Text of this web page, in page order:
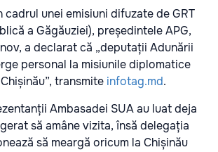
cadrul unei emisiuni difuzate de GRT
a Găgăuziei), președintele APG,
a declarat că „deputații Adunării
personal la misiunile diplomatice
transmite infotag.md.
Ambasadei SUA au luat deja
să amâne vizita, însă delegația
să meargă oricum la Chișinău